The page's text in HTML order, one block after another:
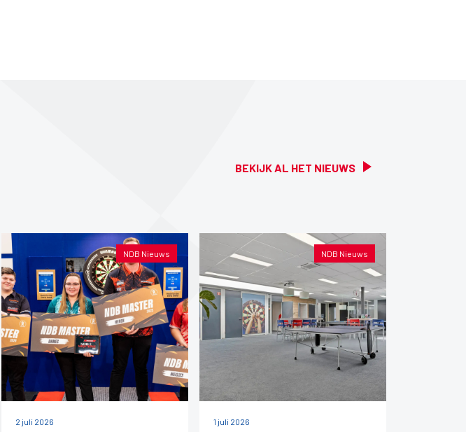
BEKIJK AL HET NIEUWS
NDB Nieuws
2 juli 2026
NDB Nieuws
1 juli 2026